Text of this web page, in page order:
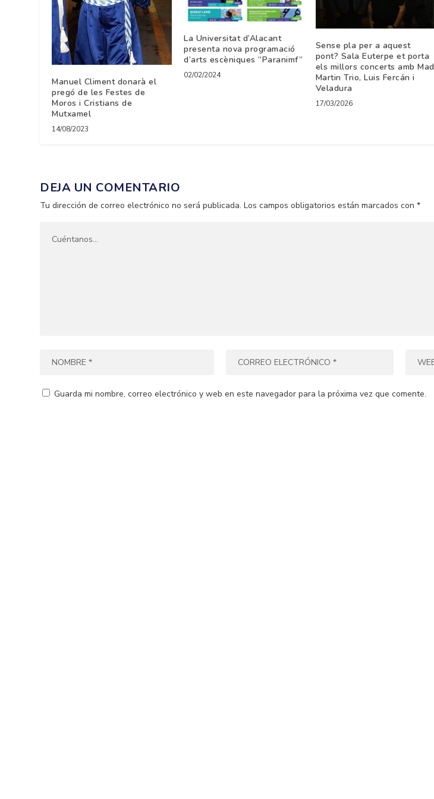
Manuel Climent donarà el
pregó de les Festes de
Moros i Cristians de
Mutxamel
14/08/2023
La Universitat d’Alacant
presenta nova programació
d’arts escèniques “Paranimf”
02/02/2024
Sense pla per a aquest
pont? Sala Euterpe et porta
els millors concerts amb Mad
Martin Trio, Luis Fercán i
Veladura
17/03/2026
DEJA UN COMENTARIO
Tu dirección de correo electrónico no será publicada. Los campos obligatorios están marcados con*
Guarda mi nombre, correo electrónico y web en este navegador para la próxima vez que comente.